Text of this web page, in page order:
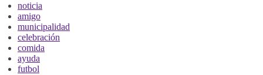
noticia
amigo
municipalidad
celebración
comida
ayuda
futbol